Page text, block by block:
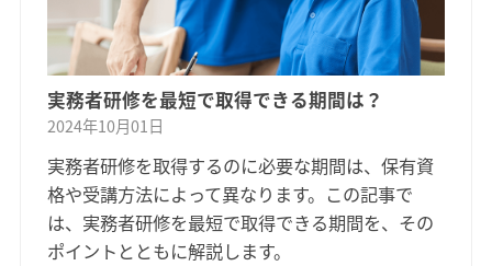
実務者研修を最短で取得できる期間は？
2024年10月01日
実務者研修を取得するのに必要な期間は、保有資
格や受講方法によって異なります。この記事で
は、実務者研修を最短で取得できる期間を、その
ポイントとともに解説します。